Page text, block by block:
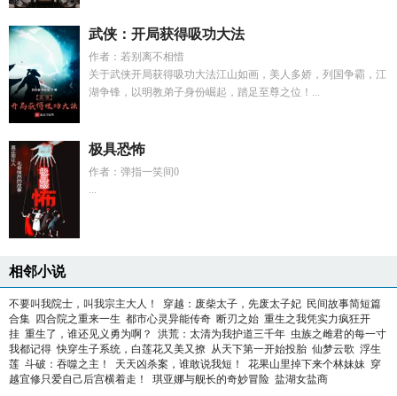
武侠：开局获得吸功大法
作者：若别离不相惜
关于武侠开局获得吸功大法江山如画，美人多娇，列国争霸，江
湖争锋，以明教弟子身份崛起，踏足至尊之位！...
极具恐怖
作者：弹指一笑间0
...
相邻小说
不要叫我院士，叫我宗主大人！ 穿越：废柴太子，先废太子妃 民间故事简短篇
合集 四合院之重来一生 都市心灵异能传奇 断刃之始 重生之我凭实力疯狂开
挂 重生了，谁还见义勇为啊？ 洪荒：太清为我护道三千年 虫族之雌君的每一寸
我都记得 快穿生子系统，白莲花又美又撩 从天下第一开始投胎 仙梦云歌 浮生
莲 斗破：吞噬之主！ 天天凶杀案，谁敢说我短！ 花果山里掉下来个林妹妹 穿
越宜修只爱自己后宫横着走！
琪亚娜与舰长的奇妙冒险 盐湖女盐商